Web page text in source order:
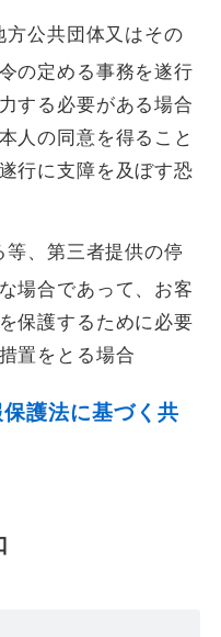
公共団体又はその
の定める事務を遂行
する必要がある場合
人の同意を得ること
行に支障を及ぼす恐
、第三者提供の停
場合であって、お客
保護するために必要
置をとる場合
護法に基づく共